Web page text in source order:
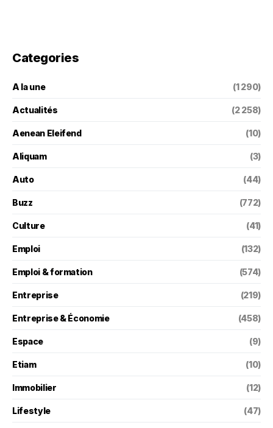
Categories
A la une (1 290)
Actualités (2 258)
Aenean Eleifend (10)
Aliquam (3)
Auto (44)
Buzz (772)
Culture (41)
Emploi (132)
Emploi & formation (574)
Entreprise (219)
Entreprise & Économie (458)
Espace (9)
Etiam (10)
Immobilier (12)
Lifestyle (47)